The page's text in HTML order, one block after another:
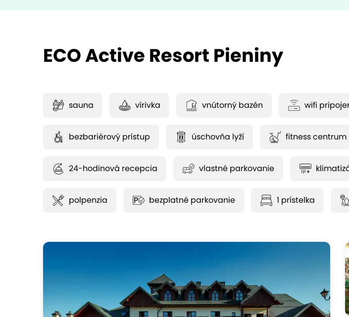
ECO Active Resort Pieniny
sauna vírivka vnútorný bazén wifi
bezbariérový prístup úschovňa lyží fitness centrum
24-hodinová recepcia vlastné parkovanie
polpenzia bezplatné parkovanie 1 prístelka